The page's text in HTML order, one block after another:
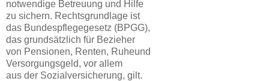
notwendige Betreuung und Hilfe
zu sichern. Rechtsgrundlage ist
das Bundespflegegesetz (BPGG),
das grundsätzlich für Bezieher
von Pensionen, Renten, Ruheund
Versorgungsgeld, vor allem
aus der Sozialversicherung, gilt.